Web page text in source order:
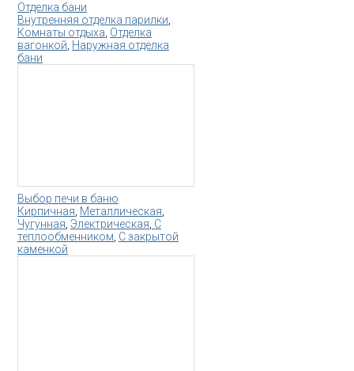
Отделка бани
Внутренняя отделка парилки,
Комнаты отдыха, Отделка
вагонкой, Наружная отделка
бани
Выбор печи в баню
Кирпичная, Металлическая,
Чугунная, Электрическая, С
теплообменником, С закрытой
каменкой